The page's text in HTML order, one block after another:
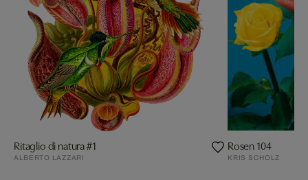
Ritaglio di natura #1
ALBERTO LAZZARI
Rosen 104
KRIS SCHOLZ